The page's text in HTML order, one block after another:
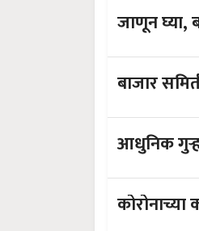
जाणून घ्या,
बाजार
आधुनिक